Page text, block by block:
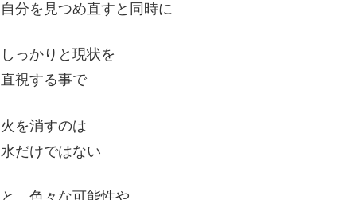
自分を見つめ直すと同時に
しっかりと現状を
直視する事で
火を消すのは
水だけではない
と、色々な可能性や